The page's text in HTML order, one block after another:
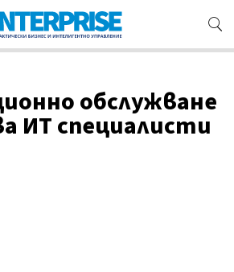
обслужване
ИТ специалисти